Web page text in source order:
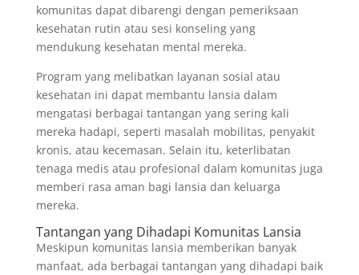
komunitas dapat dibarengi dengan pemeriksaan
kesehatan rutin atau sesi konseling yang
mendukung kesehatan mental mereka.
Program yang melibatkan layanan sosial atau
kesehatan ini dapat membantu lansia dalam
mengatasi berbagai tantangan yang sering kali
mereka hadapi, seperti masalah mobilitas, penyakit
kronis, atau kecemasan. Selain itu, keterlibatan
tenaga medis atau profesional dalam komunitas juga
memberi rasa aman bagi lansia dan keluarga
mereka.
Tantangan yang Dihadapi Komunitas Lansia
Meskipun komunitas lansia memberikan banyak
manfaat, ada berbagai tantangan yang dihadapi baik